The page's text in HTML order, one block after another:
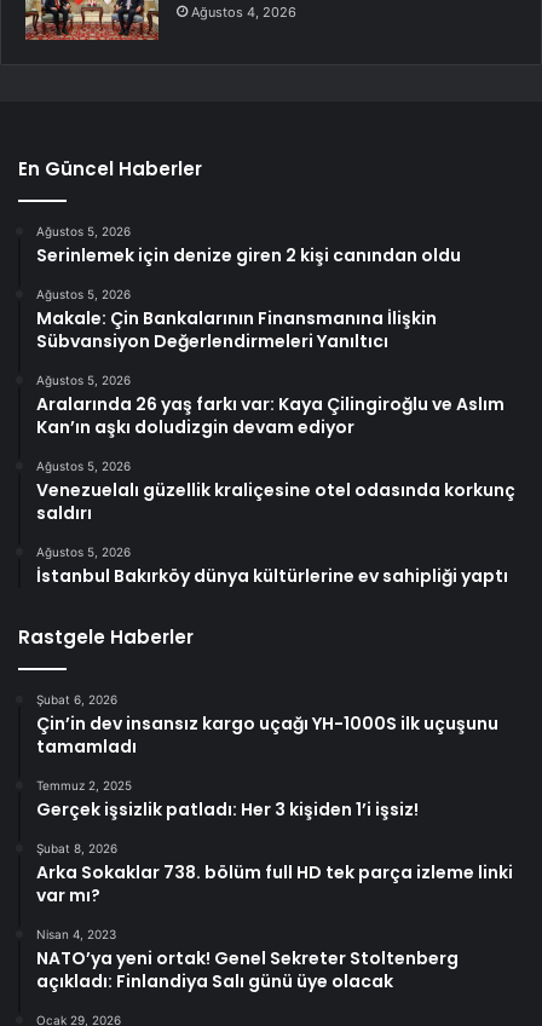
Ağustos 4, 2026
En Güncel Haberler
Ağustos 5, 2026
Serinlemek için denize giren 2 kişi canından oldu
Ağustos 5, 2026
Makale: Çin Bankalarının Finansmanına İlişkin
Sübvansiyon Değerlendirmeleri Yanıltıcı
Ağustos 5, 2026
Aralarında 26 yaş farkı var: Kaya Çilingiroğlu ve Aslım
Kan’ın aşkı doludizgin devam ediyor
Ağustos 5, 2026
Venezuelalı güzellik kraliçesine otel odasında korkunç
saldırı
Ağustos 5, 2026
İstanbul Bakırköy dünya kültürlerine ev sahipliği yaptı
Rastgele Haberler
Şubat 6, 2026
Çin’in dev insansız kargo uçağı YH-1000S ilk uçuşunu
tamamladı
Temmuz 2, 2025
Gerçek işsizlik patladı: Her 3 kişiden 1’i işsiz!
Şubat 8, 2026
Arka Sokaklar 738. bölüm full HD tek parça izleme linki
var mı?
Nisan 4, 2023
NATO’ya yeni ortak! Genel Sekreter Stoltenberg
açıkladı: Finlandiya Salı günü üye olacak
Ocak 29, 2026